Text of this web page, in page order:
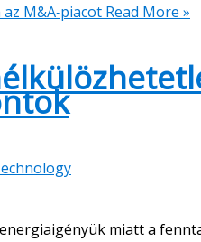
M&A‑piacot Read More »
miatt a